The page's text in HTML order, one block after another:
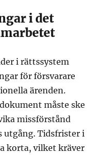
i det
i rättssystem
för försvarare
ärenden.
måste ske
missförstånd
utgång. Tidsfrister i
korta, vilket kräver